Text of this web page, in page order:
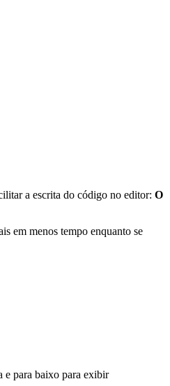
a escrita do código no editor: O
em menos tempo enquanto se
e para baixo para exibir